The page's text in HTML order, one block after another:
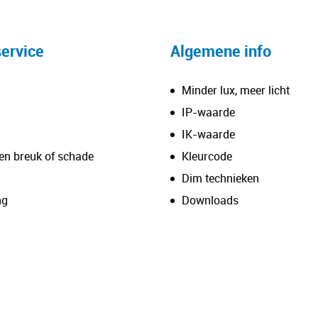
variaties.
kan
gekozen
worden
op
de
productpagina
breuk of schade
Algemene info
Minder lux, meer licht
IP-waarde
IK-waarde
Kleurcode
Dim technieken
Downloads